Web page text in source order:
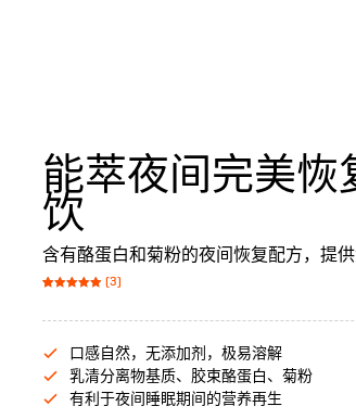
能萃夜间完美恢
饮
含有酪蛋白和菊粉的夜间恢复配方，提
basierend
Kundenbewer
tungen
(3)
口感自然，无添加剂，极易溶解
乳清分离物基质、胶束酪蛋白、菊粉
有利于夜间睡眠期间的营养再生